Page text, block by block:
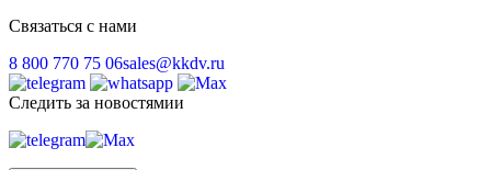
Связаться с нами
8 800 770 75 06sales@kkdv.ru
Следить за новостямии